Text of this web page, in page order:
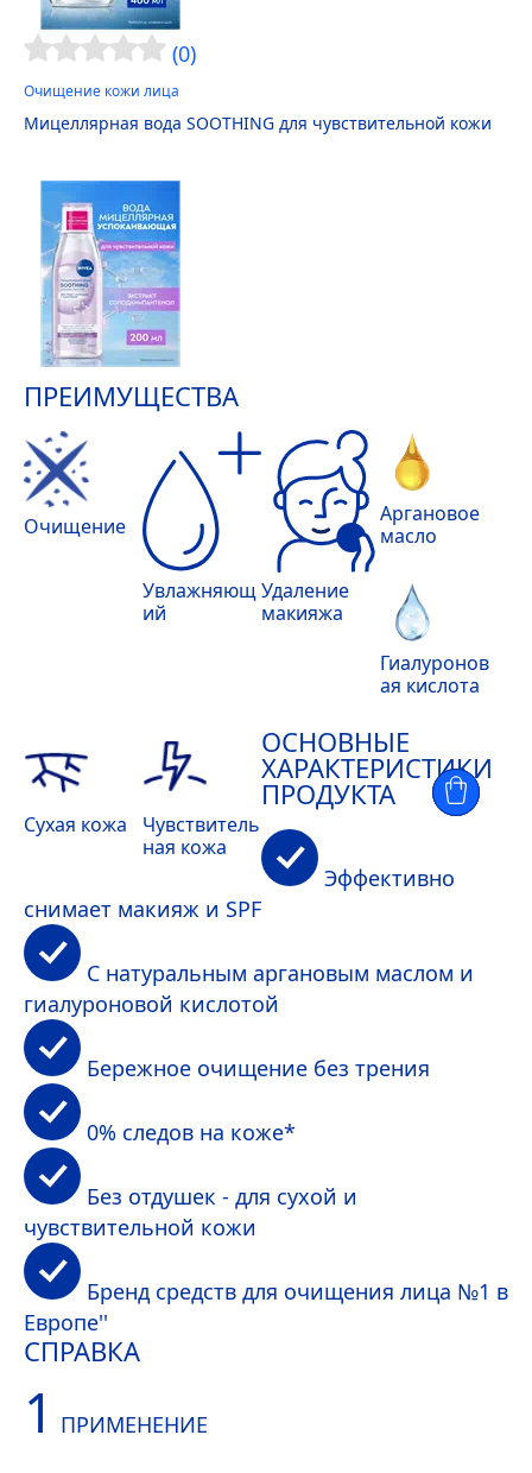
(0)
Очищение кожи лица
Мицеллярная вода SOOTHING для чувствительной кожи
ПРЕИМУЩЕСТВА
Очищение
Увлажняющ
ий
Удаление
макияжа
Аргановое
масло
Гиалуронов
ая кислота
Сухая кожа
Чувствитель
ная кожа
ОСНОВНЫЕ
ХАРАКТЕРИСТИКИ
ПРОДУКТА
Эффективно
снимает макияж и SPF
С натуральным аргановым маслом и
гиалуроновой кислотой
Бережное очищение без трения
0% следов на коже*
Без отдушек - для сухой и
чувствительной кожи
Бренд средств для очищения лица №1 в
Европе''
СПРАВКА
1 ПРИМЕНЕНИЕ